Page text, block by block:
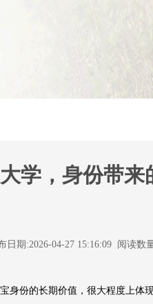
学，身份带来
期:2026-04-27 15:16:09 阅读数
身份的长期价值，很大程度上体